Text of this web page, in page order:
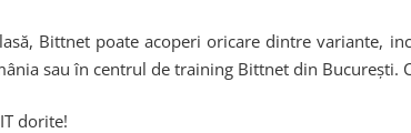
Bittnet poate acoperi oricare dintre variante,
sau în centrul de training Bittnet din
dorite!